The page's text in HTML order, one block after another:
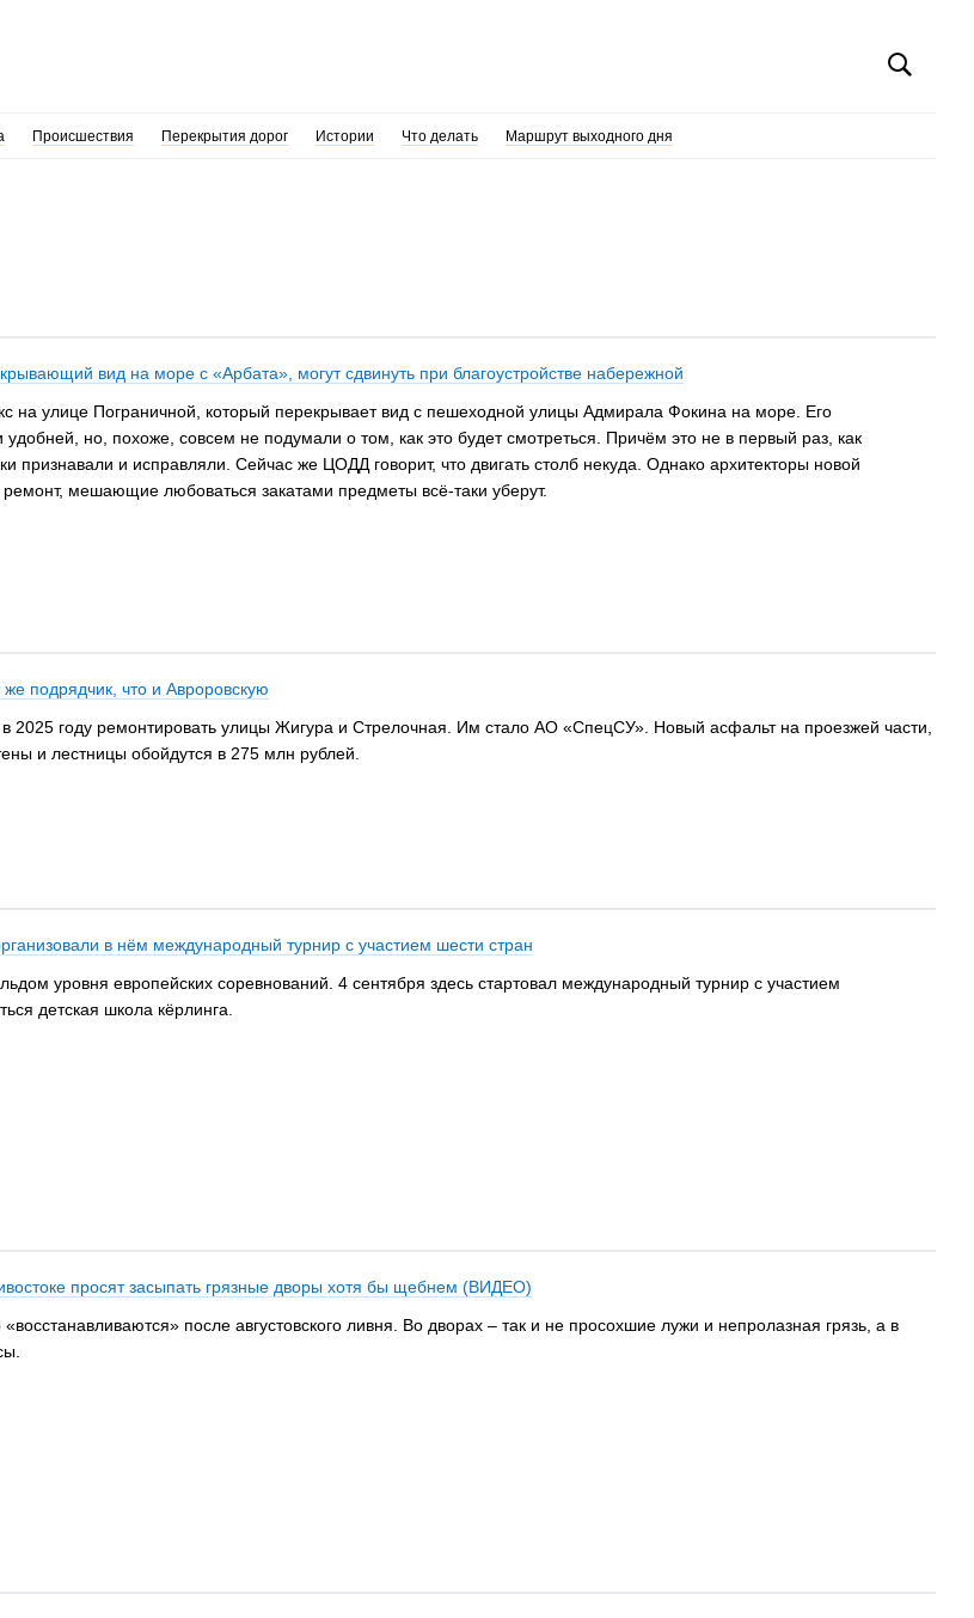
Происшествия Перекрытия дорог Истории Что делать Маршрут выходного дня
вид на море с «Арбата», могут сдвинуть при благоустройстве набережной
на улице Пограничной, который перекрывает вид с пешеходной улицы Адмирала Фокина на море. Его
но, похоже, совсем не подумали о том, как это будет смотреться. Причём это не в первый раз, как
признавали и исправляли. Сейчас же ЦОДД говорит, что двигать столб некуда. Однако архитекторы новой
мешающие любоваться закатами предметы всё-таки уберут.
подрядчик, что и Авроровскую
2025 году ремонтировать улицы Жигура и Стрелочная. Им стало АО «СпецСУ». Новый асфальт на проезжей части,
и лестницы обойдутся в 275 млн рублей.
в нём международный турнир с участием шести стран
уровня европейских соревнований. 4 сентября здесь стартовал международный турнир с участием
детская школа кёрлинга.
просят засыпать грязные дворы хотя бы щебнем (ВИДЕО)
после августовского ливня. Во дворах – так и не просохшие лужи и непролазная грязь, а в